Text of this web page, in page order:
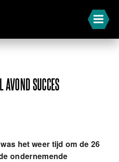
AVOND SUCCES
het weer tijd om de 26
ondernemende